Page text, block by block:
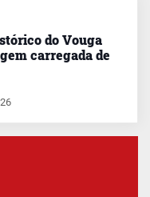
do Vouga
carregada de